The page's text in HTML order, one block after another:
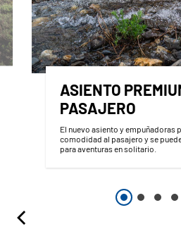
ASIENTO
PASAJERO
El nuevo asiento y empuñadoras
comodidad al pasajero y se
para aventuras en solitario.